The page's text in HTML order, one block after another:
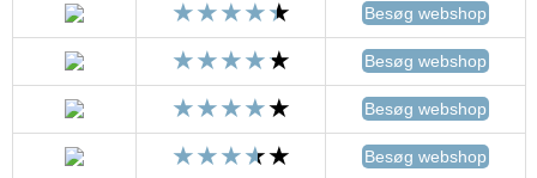
Besøg webshop
Besøg webshop
Besøg webshop
Besøg webshop